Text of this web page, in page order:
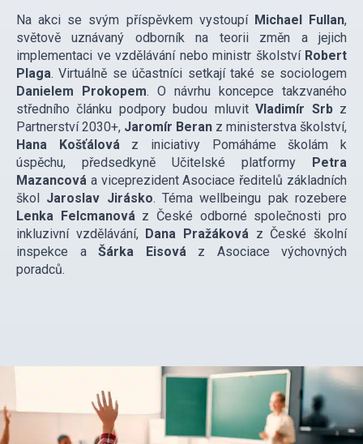
Na akci se svým příspěvkem vystoupí Michael Fullan,
světově uznávaný odborník na teorii změn a jejich
implementaci ve vzdělávání nebo ministr školství Robert
Plaga. Virtuálně se účastníci setkají také se sociologem
Danielem Prokopem. O návrhu koncepce takzvaného
středního článku podpory budou mluvitVladimír Srbz
Partnerství 2030+, Jaromír Beran z ministerstva školství,
Hana Košťálováz iniciativy Pomáháme školám k
úspěchu, předsedkyně Učitelské platformy Petra
Mazancová a viceprezident Asociace ředitelů základních
škol Jaroslav Jirásko. Téma wellbeingu pak rozebere
Lenka Felcmanováz České odborné společnosti pro
inkluzivní vzdělávání, Dana Pražáková z České školní
inspekce a Šárka Eisováz Asociace výchovných
poradců.